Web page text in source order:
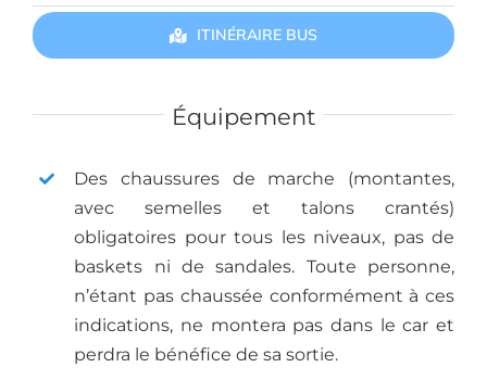
ITINÉRAIRE BUS
Équipement
Des chaussures de marche (montantes,
avec semelles et talons crantés)
obligatoires pour tous les niveaux, pas de
baskets ni de sandales. Toute personne,
n’étant pas chaussée conformément à ces
indications, ne montera pas dans le car et
perdra le bénéfice de sa sortie.